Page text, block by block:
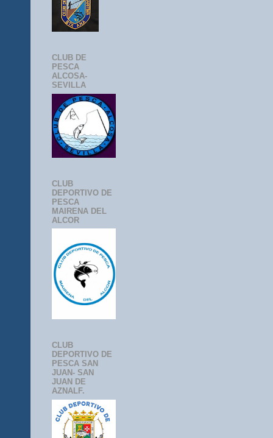
CLUB DE
PESCA
ALCOSA-
SEVILLA
CLUB
DEPORTIVO DE
PESCA
MAIRENA DEL
ALCOR
CLUB
DEPORTIVO DE
PESCA SAN
JUAN- SAN
JUAN DE
AZNALF.